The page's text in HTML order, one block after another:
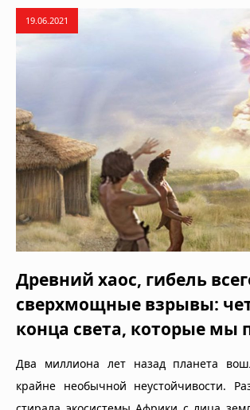
19.06.2021
Древний хаос, гибель
сверхмощные взрывы:
конца света, которые мы
Два миллиона лет назад планета
крайне необычной неустойчивости.